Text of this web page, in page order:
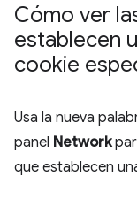
Cómo ver
establecen
cookie
Usa la nueva
panel Network
que establecen